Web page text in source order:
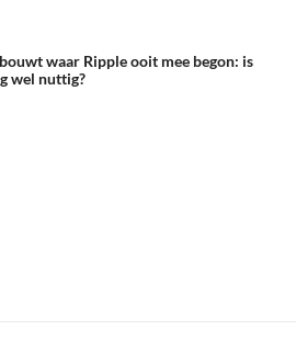
waar Ripple ooit mee begon: is
wel nuttig?